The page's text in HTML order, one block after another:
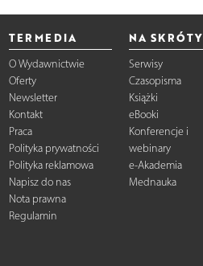
TERMEDIA
O Wydawnictwie
Oferty
Newsletter
Kontakt
Praca
Polityka prywatności
Polityka reklamowa
Napisz do nas
Nota prawna
Regulamin
NA SKRÓTY
Serwisy
Czasopisma
Książki
eBooki
Konferencje i
webinary
e-Akademia
Mednauka